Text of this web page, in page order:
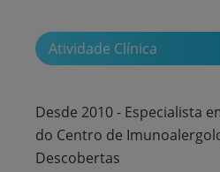
Atividade Clínica
Desde 2010 - Especialista
do Centro de
Descobertas